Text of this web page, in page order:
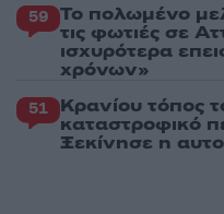
59 Το πολωμένο
τις φωτιές σε
ισχυρότερα
χρόνων»
51 Κρανίου τόπος
καταστροφικό
Ξεκίνησε η